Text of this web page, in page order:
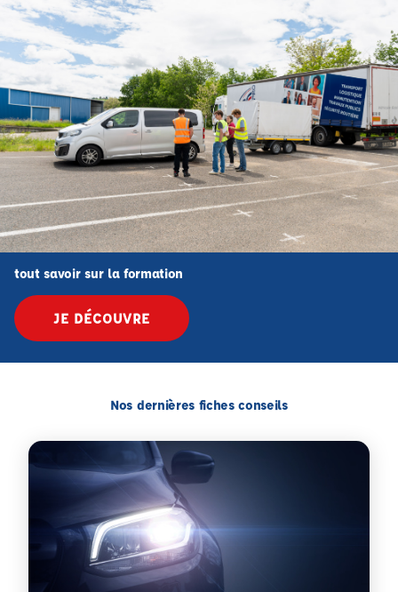
tout savoir sur la formation
JE DÉCOUVRE
Nos dernières fiches conseils